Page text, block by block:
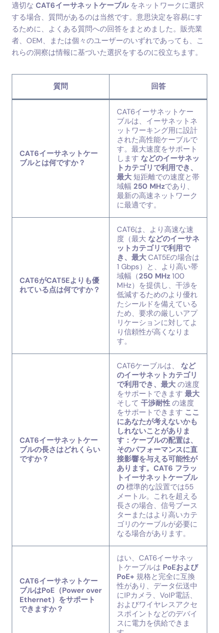
適切な CAT6イーサネットケーブルをネットワークに選択
する場合、質問があるのは当然です。意思決定を容易にす
るために、よくある質問への回答をまとめました。販売業
者、OEM、または個々のユーザーのいずれであっても、こ
れらの洞察は情報に基づいた選択をするのに役立ちます。
質問 回答
CAT6イーサネットケー
ブルとは何ですか？
CAT6イーサネットケー
ブルは、イーサネットネ
ットワーキング用に設計
された高性能ケーブルで
す。最大速度をサポート
します などのイーサネッ
トカテゴリで利用でき、
最大 短距離での速度と帯
域幅 250 MHzであり、
最新の高速ネットワーク
に最適です。
CAT6がCAT5Eよりも優
れている点は何ですか？
CAT6は、より高速な速
度（最大 などのイーサネ
ットカテゴリで利用で
き、最大 CAT5Eの場合は
1 Gbps）と、より高い帯
域幅（250 MHz 100
MHz）を提供し、干渉を
低減するためのより優れ
たシールドを備えている
ため、要求の厳しいアプ
リケーションに対してよ
り信頼性が高くなりま
す。
CAT6イーサネットケー
ブルの長さはどれくらい
ですか？
CAT6ケーブルは、 など
のイーサネットカテゴリ
で利用でき、最大 の速度
をサポートできます 最大
そして 干渉耐性 の速度
をサポートできます ここ
にあなたが考えないかも
しれないことがありま
す：ケーブルの配置は、
そのパフォーマンスに直
接影響を与える可能性が
あります。CAT6 フラッ
トイーサネットケーブル
の 標準的な設置では55
メートル。これを超える
長さの場合、信号ブース
ターまたはより高いカテ
ゴリのケーブルが必要に
なる場合があります。
CAT6イーサネットケー
ブルはPoE（Power over
Ethernet）をサポート
できますか？
はい、CAT6イーサネッ
トケーブルは PoEおよび
PoE+ 規格と完全に互換
性があり、データ伝送中
にIPカメラ、VoIP電話、
およびワイヤレスアクセ
スポイントなどのデバイ
スに電力を供給できま